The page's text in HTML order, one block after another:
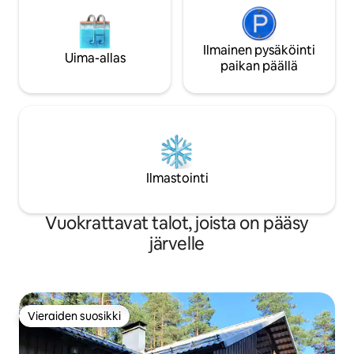
Uima-allas
Ilmainen pysäköinti
paikan päällä
Ilmastointi
Vuokrattavat talot, joista on pääsy
järvelle
Vieraiden suosikki
Vieraiden suosikki